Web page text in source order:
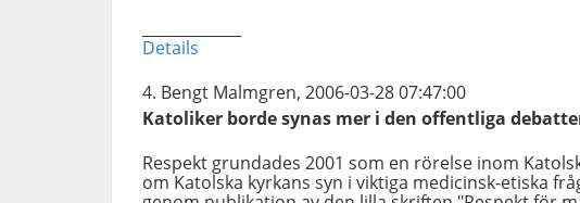
Details
Bengt Malmgren, 2006-03-28 07:47:00
Katoliker borde synas mer i den offentliga
Respekt grundades 2001 som en rörelse inom
om Katolska kyrkans syn i viktiga medicinsk-etiska